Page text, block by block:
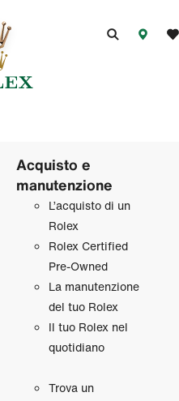
Acquisto e
manutenzione
L’acquisto di un
Rolex
Rolex Certified
Pre‑Owned
La manutenzione
del tuo Rolex
Il tuo Rolex nel
quotidiano
Trova un